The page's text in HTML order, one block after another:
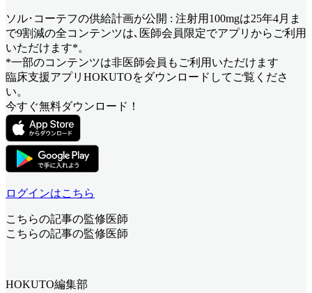
ソル･コーテフの供給計画が公開 : 注射用100mgは25年4月ま
で9割減の全コンテンツは､医師会員限定でアプリからご利用
いただけます*。
*一部のコンテンツは非医師会員もご利用いただけます
臨床支援アプリHOKUTOをダウンロードしてご覧くださ
い。
今すぐ無料ダウンロード！
ログインはこちら
こちらの記事の監修医師
こちらの記事の監修医師
HOKUTO編集部